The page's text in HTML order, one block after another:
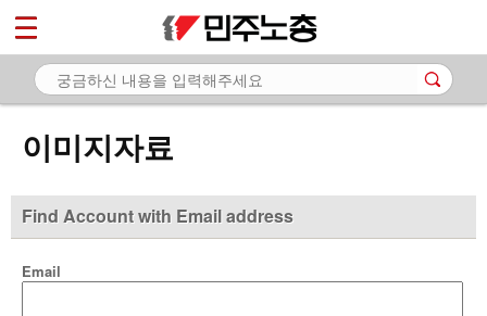
이미지자료
Find Account with Email address
Email
마이페이지
소개
노동상담
자료